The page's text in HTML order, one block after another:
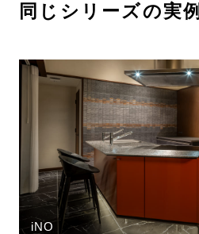
同じシリーズの実例
iNO